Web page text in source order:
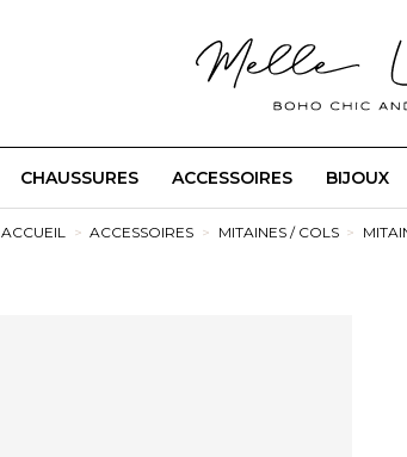
CHAUSSURES ACCESSOIRES BIJOUX
ACCUEIL ACCESSOIRES MITAINES / COLS